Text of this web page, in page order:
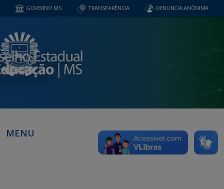
GOVERNO MS TRANSPARÊNCIA DENUNCIA ANÔNIMA
MENU